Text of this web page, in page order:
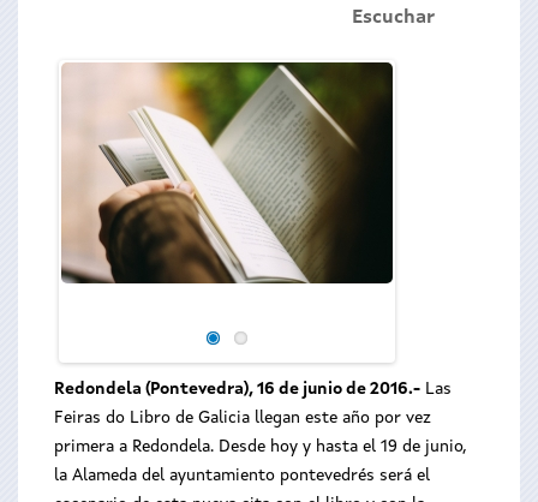
Escuchar
Redondela (Pontevedra), 16 de junio de 2016.- Las
Feiras do Libro de Galicia llegan este año por vez
primera a Redondela. Desde hoy y hasta el 19 de junio,
la Alameda del ayuntamiento pontevedrés será el